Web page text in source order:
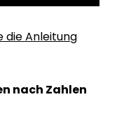
die Anleitung
nach Zahlen